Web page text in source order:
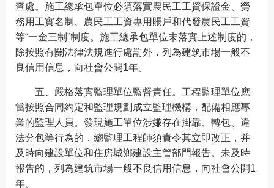
查處。施工總承包單位必須落實農民工工資保證金、勞
務用工實名制、農民工工資專用賬戶和代發農民工工資
等“一金三制”制度。施工總承包單位未落實上述制度的，
除按照有關法律法規進行處罰外，列為建筑市場一般不
良信用信息，向社會公開1年。
五、嚴格落實監理單位監督責任。工程監理單位應
當按照合同約定和監理規劃成立監理機構，配備相應專
業的監理人員。發現施工單位涉嫌存在掛靠、轉包、違
法分包等行為的，總監理工程師須責令其立即改正，并
及時向建設單位和住房城鄉建設主管部門報告。未及時
報告的，列為建筑市場一般不良信用信息，向社會公開1
年。